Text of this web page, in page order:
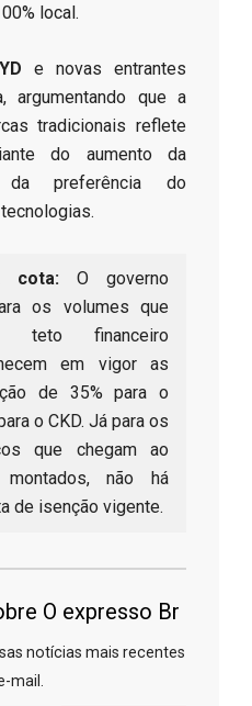
local.
e novas entrantes
argumentando que a
tradicionais reflete
do aumento da
da preferência do
cota: O governo
os volumes que
teto financeiro
em vigor as
de 35% para o
o CKD. Já para os
que chegam ao
não há
de isenção vigente.
O expresso Br
notícias mais recentes
mail.